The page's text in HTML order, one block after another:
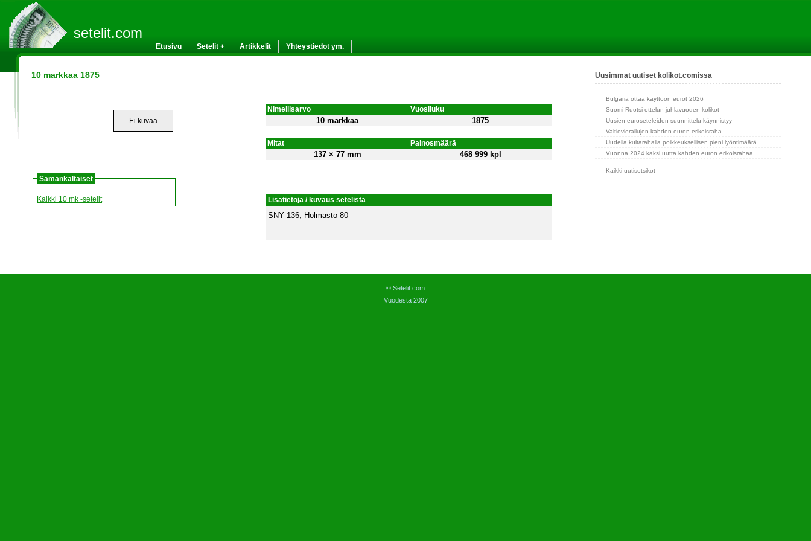
setelit.com
Etusivu Setelit + Artikkelit Yhteystiedot ym.
10 markkaa 1875
Ei kuvaa
Samankaltaiset
Kaikki 10 mk -setelit
Nimellisarvo Vuosiluku
10 markkaa 1875
Mitat Painosmäärä
137 × 77 mm 468 999 kpl
Lisätietoja / kuvaus setelistä
SNY 136, Holmasto 80
Uusimmat uutiset kolikot.comissa
Bulgaria ottaa käyttöön eurot 2026
Suomi-Ruotsi-ottelun juhlavuoden kolikot
Uusien euroseteleiden suunnittelu käynnistyy
Valtiovierailujen kahden euron erikoisraha
Uudella kultarahalla poikkeuksellisen pieni lyöntimäärä
Vuonna 2024 kaksi uutta kahden euron erikoisrahaa
Kaikki uutisotsikot
© Setelit.com
Vuodesta 2007